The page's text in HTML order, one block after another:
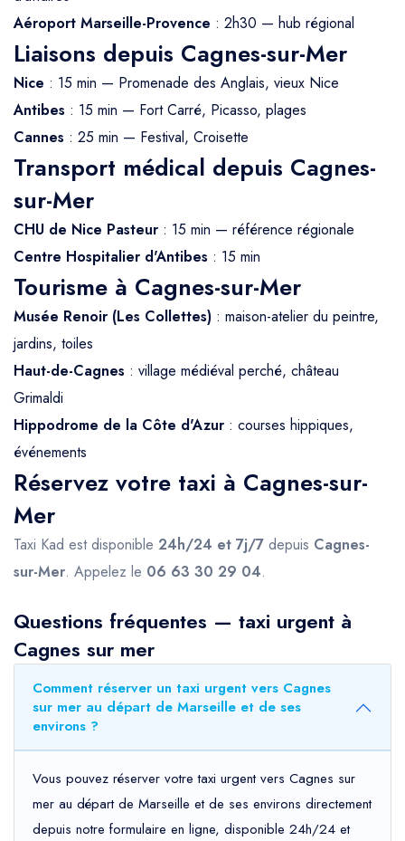
Aéroport Marseille-Provence : 2h30 — hub régional
Liaisons depuis Cagnes-sur-Mer
Nice : 15 min — Promenade des Anglais, vieux Nice
Antibes : 15 min — Fort Carré, Picasso, plages
Cannes : 25 min — Festival, Croisette
Transport médical depuis Cagnes-
sur-Mer
CHU de Nice Pasteur : 15 min — référence régionale
Centre Hospitalier d'Antibes : 15 min
Tourisme à Cagnes-sur-Mer
Musée Renoir (Les Collettes) : maison-atelier du peintre,
jardins, toiles
Haut-de-Cagnes : village médiéval perché, château
Grimaldi
Hippodrome de la Côte d'Azur : courses hippiques,
événements
Réservez votre taxi à Cagnes-sur-
Mer
Taxi Kad est disponible 24h/24 et 7j/7 depuis Cagnes-
sur-Mer. Appelez le 06 63 30 29 04.
Questions fréquentes — taxi urgent à
Cagnes sur mer
Comment réserver un taxi urgent vers Cagnes
sur mer au départ de Marseille et de ses
environs ?
Vous pouvez réserver votre taxi urgent vers Cagnes sur
mer au départ de Marseille et de ses environs directement
depuis notre formulaire en ligne, disponible 24h/24 et